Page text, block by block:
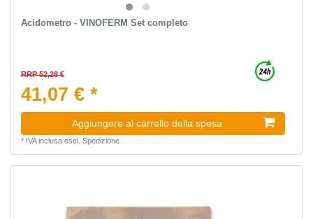
Acidometro - VINOFERM Set completo
RRP 52,28 €
41,07 € *
Aggiungere al carrello della spesa
* IVA inclusaescl. Spedizione